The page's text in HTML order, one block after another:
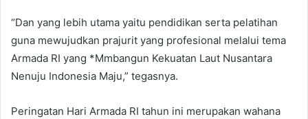
“Dan yang lebih utama yaitu pendidikan serta pelatihan
guna mewujudkan prajurit yang profesional melalui tema
Armada RI yang *Mmbangun Kekuatan Laut Nusantara
Nenuju Indonesia Maju,” tegasnya.
Peringatan Hari Armada RI tahun ini merupakan wahana